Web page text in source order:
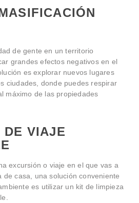
de gente en un territorio
grandes efectos negativos en el
es explorar nuevos lugares
ciudades, donde puedes respirar
máximo de las propiedades
DE VIAJE
excursión o viaje en el que vas a
de casa, una solución conveniente
es utilizar un kit de limpieza